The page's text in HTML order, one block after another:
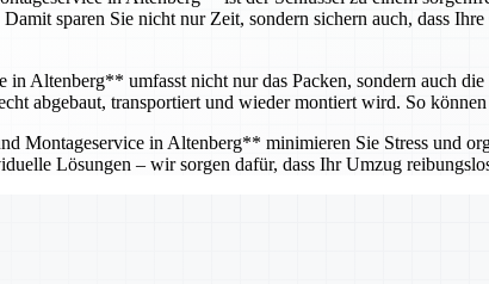
sparen Sie nicht nur Zeit, sondern sichern auch, dass
Altenberg** umfasst nicht nur das Packen, sondern auch
abgebaut, transportiert und wieder montiert wird. So
Montageservice in Altenberg** minimieren Sie Stress und
Lösungen – wir sorgen dafür, dass Ihr Umzug